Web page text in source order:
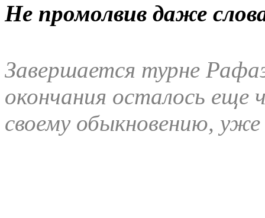
Не промолвив даже
Завершается турне
окончания осталось
своему обыкновению,